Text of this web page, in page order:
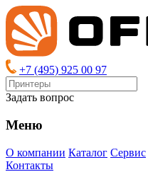
+7 (495) 925 00 97
Задать вопрос
Меню
О компании Каталог Сервис
Контакты